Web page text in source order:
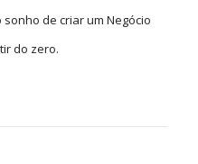
de criar um Negócio
do zero.